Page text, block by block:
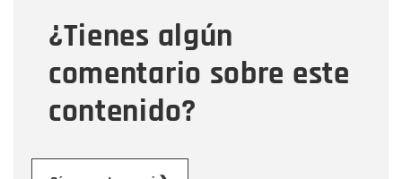
¿Tienes algún
comentario sobre este
contenido?
Mensaje